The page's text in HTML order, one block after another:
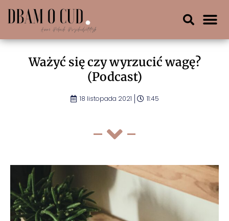
Ważyć się czy wyrzucić wagę?
(Podcast)
18 listopada 2021 11:45